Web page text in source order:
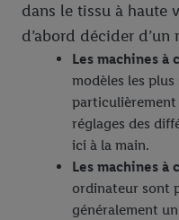
dans le tissu à haute
d’abord décider
Les machines à
modèles les
particulièrement
réglages des
ici à la main.
Les machines à
ordinateur sont
généralement